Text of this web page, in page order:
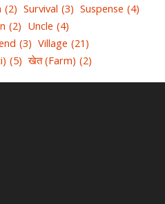
(2) Survival (3) Suspense (4)
(2) Uncle (4)
(3) Village (21)
(5) खेत (Farm) (2)